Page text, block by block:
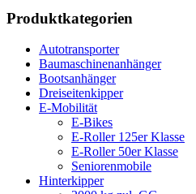
Produktkategorien
Autotransporter
Baumaschinenanhänger
Bootsanhänger
Dreiseitenkipper
E-Mobilität
E-Bikes
E-Roller 125er Klasse
E-Roller 50er Klasse
Seniorenmobile
Hinterkipper